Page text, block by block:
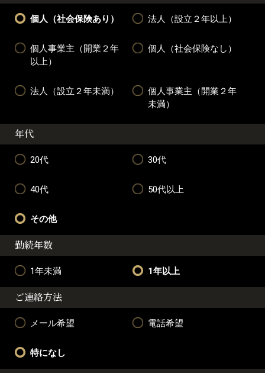
個人（社会保険あり） 法人（設立２年以上）
個人事業主（開業２年
以上）
個人（社会保険なし）
法人（設立２年未満）
個人事業主（開業２年
未満）
年代
20代 30代
40代 50代以上
その他
勤続年数
1年未満 1年以上
ご連絡方法
メール希望 電話希望
特になし